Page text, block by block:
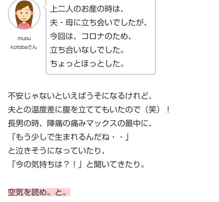
musu
kotobaさん
上二人のお産の時は、
夫・母に立ち会いでしたが、
今回は、コロナのため、
立ち合いなしでした。
ちょっとほっとした。
不安じゃないといえばうそになるけれど、
夫との温度差に腹を立ててもいたので（笑）！
長男の時、陣痛の痛みマックスの最中に、
「もう少しで生まれるんだね・・」
と泣きそうになっていたり、
「今の気持ちは？！」と聞いてきたり。
空気を読め。と。